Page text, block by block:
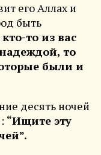
его Аллах и
быть
то из вас
то
были и
десять ночей
“Ищите эту